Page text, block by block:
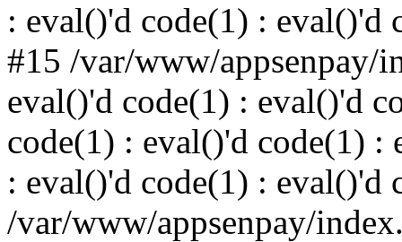
: eval()'d code(1) : eval()'d
#15 /var/www/appsenpay/
eval()'d code(1) : eval()'d
code(1) : eval()'d code(1) :
: eval()'d code(1) : eval()'d
/var/www/appsenpay/